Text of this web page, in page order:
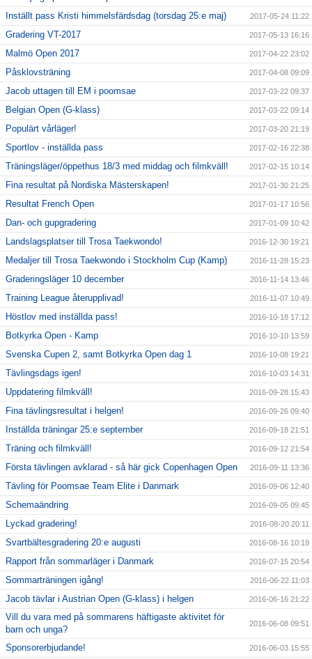
Inställt pass Kristi himmelsfärdsdag (torsdag 25:e maj) 2017-05-24 11:22
Gradering VT-2017 2017-05-13 16:16
Malmö Open 2017 2017-04-22 23:02
Påsklovsträning 2017-04-08 09:09
Jacob uttagen till EM i poomsae 2017-03-22 09:37
Belgian Open (G-klass) 2017-03-22 09:14
Populärt vårläger! 2017-03-20 21:19
Sportlov - inställda pass 2017-02-16 22:38
Träningsläger/öppethus 18/3 med middag och filmkväll! 2017-02-15 10:14
Fina resultat på Nordiska Mästerskapen! 2017-01-30 21:25
Resultat French Open 2017-01-17 10:56
Dan- och gupgradering 2017-01-09 10:42
Landslagsplatser till Trosa Taekwondo! 2016-12-30 19:21
Medaljer till Trosa Taekwondo i Stockholm Cup (Kamp) 2016-11-28 15:23
Graderingsläger 10 december 2016-11-14 13:46
Training League återupplivad! 2016-11-07 10:49
Höstlov med inställda pass! 2016-10-18 17:12
Botkyrka Open - Kamp 2016-10-10 13:59
Svenska Cupen 2, samt Botkyrka Open dag 1 2016-10-08 19:21
Tävlingsdags igen! 2016-10-03 14:31
Uppdatering filmkväll! 2016-09-28 15:43
Fina tävlingsresultat i helgen! 2016-09-26 09:40
Inställda träningar 25:e september 2016-09-18 21:51
Träning och filmkväll! 2016-09-12 21:54
Första tävlingen avklarad - så här gick Copenhagen Open 2016-09-11 13:36
Tävling för Poomsae Team Elite i Danmark 2016-09-06 12:40
Schemaändring 2016-09-05 09:45
Lyckad gradering! 2016-08-20 20:11
Svartbältesgradering 20:e augusti 2016-08-16 10:19
Rapport från sommarläger i Danmark 2016-07-15 20:54
Sommarträningen igång! 2016-06-22 11:03
Jacob tävlar i Austrian Open (G-klass) i helgen 2016-06-16 21:22
Vill du vara med på sommarens häftigaste aktivitet för
barn och unga?
2016-06-08 09:51
Sponsorerbjudande! 2016-06-03 15:55